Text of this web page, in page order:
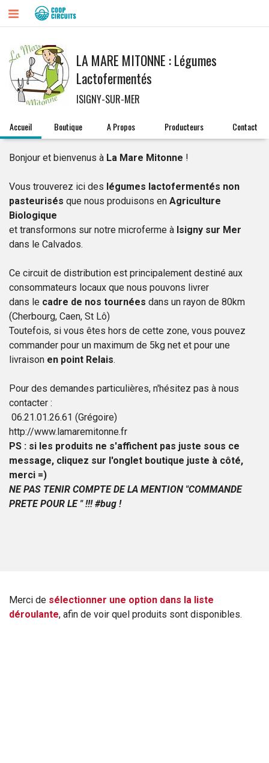
LA MARE MITONNE : Légumes
Lactofermentés
ISIGNY-SUR-MER
Accueil Boutique A Propos Producteurs Contact
Bonjour et bienvenus à La Mare Mitonne !
Vous trouverez ici des légumes lactofermentés non
pasteurisés que nous produisons en Agriculture
Biologique
et transformons sur notre microferme à Isigny sur Mer
dans le Calvados.
Ce circuit de distribution est principalement destiné aux
consommateurs locaux que nous pouvons livrer
dans le cadre de nos tournées dans un rayon de 80km
(Cherbourg, Caen, St Lô)
Toutefois, si vous êtes hors de cette zone, vous pouvez
commander pour un maximum de 5kg net et pour une
livraison en point Relais.
Pour des demandes particulières, n'hésitez pas à nous
contacter :
06.21.01.26.61 (Grégoire)
http://www.lamaremitonne.fr​
PS : si les produits ne s'affichent pas juste sous ce
message, cliquez sur l'onglet boutique juste à côté,
merci =)
NE PAS TENIR COMPTE DE LA MENTION "COMMANDE
PRETE POUR LE " !!! #bug !
Merci de sélectionner une option dans la liste
déroulante, afin de voir quel produits sont disponibles.